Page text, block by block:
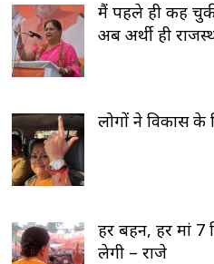
मैं पहले ही कह
अब अर्थी ही
लोगों ने विकास के
हर बहन, हर मां 7
लेगी – राजे